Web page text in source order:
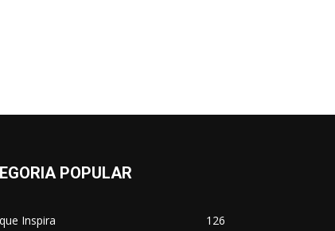
POPULAR
Inspira
126